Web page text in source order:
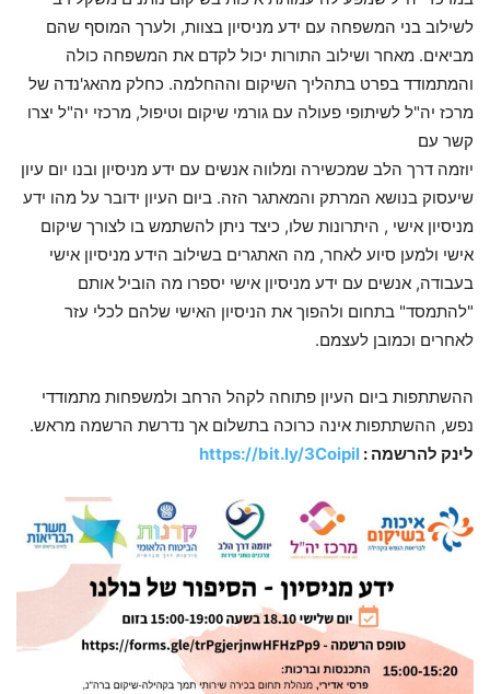
לשילוב בני המשפחה עם ידע מניסיון בצוות, ולערך המוסף שהם
מביאים. מאחר ושילוב התורות יכול לקדם את המשפחה כולה
והמתמודד בפרט בתהליך השיקום וההחלמה. כחלק מהאג'נדה של
מרכז יה"ל לשיתופי פעולה עם גורמי שיקום וטיפול, מרכזי יה"ל יצרו
קשר עם
יוזמה דרך הלב שמכשירה ומלווה אנשים עם ידע מניסיון ובנו יום עיון
שיעסוק בנושא המרתק והמאתגר הזה. ביום העיון ידובר על מהו ידע
מניסיון אישי , היתרונות שלו, כיצד ניתן להשתמש בו לצורך שיקום
אישי ולמען סיוע לאחר, מה האתגרים בשילוב הידע מניסיון אישי
בעבודה, אנשים עם ידע מניסיון אישי יספרו מה הוביל אותם
"להתמסד" בתחום ולהפוך את הניסיון האישי שלהם לכלי עזר
לאחרים וכמובן לעצמם.
ההשתתפות ביום העיון פתוחה לקהל הרחב ולמשפחות מתמודדי
נפש, ההשתתפות אינה כרוכה בתשלום אך נדרשת הרשמה מראש.
לינק להרשמה : https://bit.ly/3Coipil